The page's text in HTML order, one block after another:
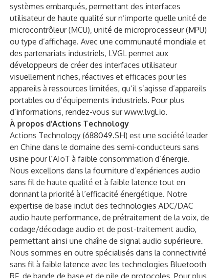
systèmes embarqués, permettant des interfaces
utilisateur de haute qualité sur n’importe quelle unité de
microcontrôleur (MCU), unité de microprocesseur (MPU)
ou type d’affichage. Avec une communauté mondiale et
des partenariats industriels, LVGL permet aux
développeurs de créer des interfaces utilisateur
visuellement riches, réactives et efficaces pour les
appareils à ressources limitées, qu’il s’agisse d’appareils
portables ou d’équipements industriels. Pour plus
d’informations, rendez-vous surwww.lvgl.io.
À propos d’Actions Technology
Actions Technology (688049.SH) est une société leader
en Chine dans le domaine des semi-conducteurs sans
usine pour l’AIoT à faible consommation d’énergie.
Nous excellons dans la fourniture d’expériences audio
sans fil de haute qualité et à faible latence tout en
donnant la priorité à l’efficacité énergétique. Notre
expertise de base inclut des technologies ADC/DAC
audio haute performance, de prétraitement de la voix, de
codage/décodage audio et de post-traitement audio,
permettant ainsi une chaîne de signal audio supérieure.
Nous sommes en outre spécialisés dans la connectivité
sans fil à faible latence avec les technologies Bluetooth
RF, de bande de base et de pile de protocoles. Pour plus